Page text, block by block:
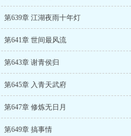
第639章 江湖夜雨十年灯
第641章 世间最风流
第643章 谢青侯归
第645章 入青天武府
第647章 修炼无日月
第649章 搞事情